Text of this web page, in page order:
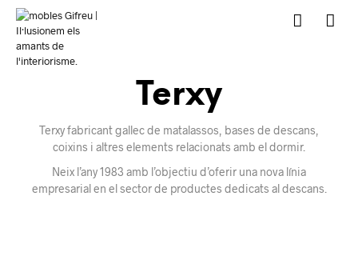
Terxy
Terxy fabricant gallec de matalassos, bases de descans,
coixins i altres elements relacionats amb el dormir.
Neix l’any 1983 amb l’objectiu d’oferir una nova línia
empresarial en el sector de productes dedicats al descans.